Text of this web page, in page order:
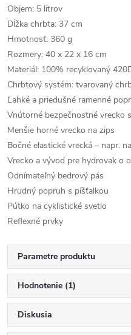
Objem: 5 litrov
Dĺžka chrbta: 37 cm
Hmotnosť: 360 g
Rozmery: 40 x 22 x 16 cm
Materiál: 100% recyklovaný
Chrbtový systém: tvarovaný
Ľahké a priedušné ramenné
Vnútorné bezpečnostné vrecko
Menšie horné vrecko na zips
Bočné elastické vrecká – napr.
Vrecko a vývod pre hydrovak o
Odnímateľný bedrový pás
Hrudný popruh s píšťalkou
Pútko na cyklistické svetlo
Reflexné prvky
Parametre produktu
Hodnotenie (1)
Diskusia